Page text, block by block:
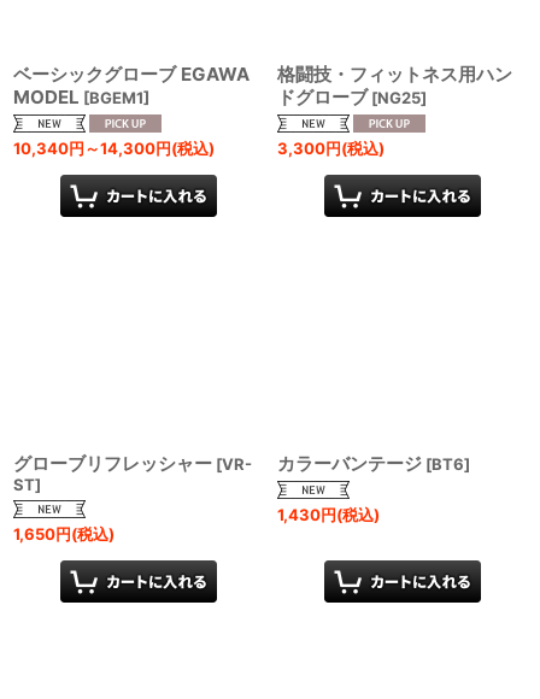
ベーシックグローブ EGAWA
MODEL [BGEM1]
10,340円～14,300円(税込)
格闘技・フィットネス用ハン
ドグローブ [NG25]
3,300円(税込)
グローブリフレッシャー [VR-
ST]
1,650円(税込)
カラーバンテージ [BT6]
1,430円(税込)